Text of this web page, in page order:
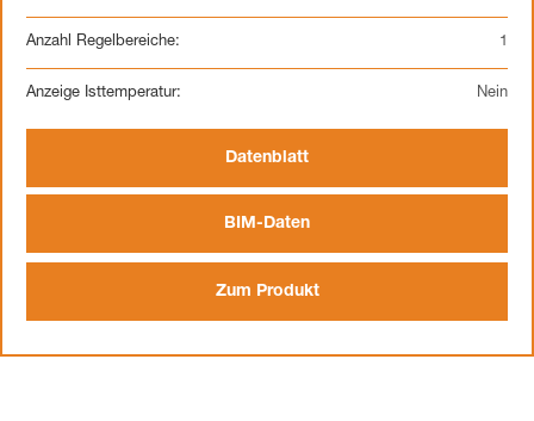
Anzahl Regelbereiche: 1
Anzeige Isttemperatur: Nein
Datenblatt
BIM-Daten
Zum Produkt